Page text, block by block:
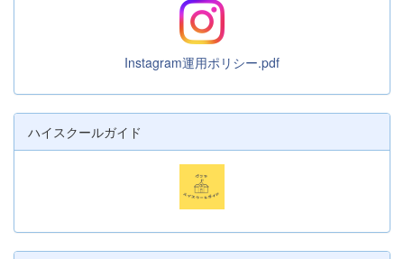
Instagram運用ポリシー.pdf
ハイスクールガイド